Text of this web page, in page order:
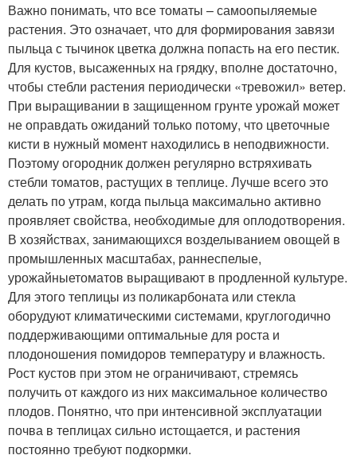
Важно понимать, что все томаты – самоопыляемые
растения. Это означает, что для формирования завязи
пыльца с тычинок цветка должна попасть на его пестик.
Для кустов, высаженных на грядку, вполне достаточно,
чтобы стебли растения периодически «тревожил» ветер.
При выращивании в защищенном грунте урожай может
не оправдать ожиданий только потому, что цветочные
кисти в нужный момент находились в неподвижности.
Поэтому огородник должен регулярно встряхивать
стебли томатов, растущих в теплице. Лучше всего это
делать по утрам, когда пыльца максимально активно
проявляет свойства, необходимые для оплодотворения.
В хозяйствах, занимающихся возделыванием овощей в
промышленных масштабах, раннеспелые,
урожайныетоматов выращивают в продленной культуре.
Для этого теплицы из поликарбоната или стекла
оборудуют климатическими системами, круглогодично
поддерживающими оптимальные для роста и
плодоношения помидоров температуру и влажность.
Рост кустов при этом не ограничивают, стремясь
получить от каждого из них максимальное количество
плодов. Понятно, что при интенсивной эксплуатации
почва в теплицах сильно истощается, и растения
постоянно требуют подкормки.